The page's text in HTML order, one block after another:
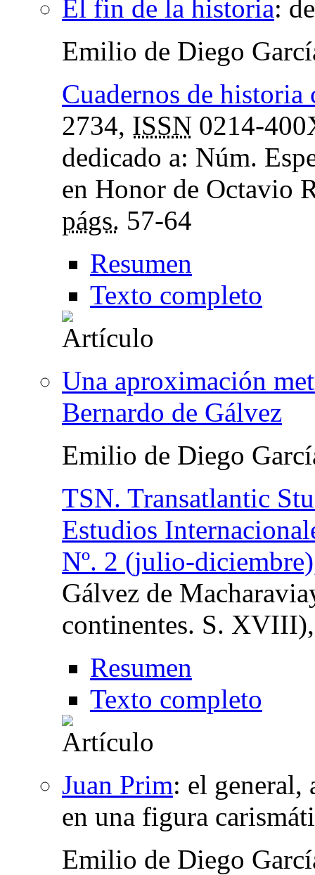
El fin de la historia:
Emilio de Diego
Cuadernos de historia
2734, ISSN 0214-
dedicado a: Núm.
en Honor de Octavio
págs. 57-64
Resumen
Texto completo
Una aproximación
Bernardo de Gálvez
Emilio de Diego
TSN. Transatlantic
Estudios
Nº. 2 (julio-
Gálvez de
continentes. S.
Resumen
Texto completo
Juan Prim: el general,
en una figura
Emilio de Diego